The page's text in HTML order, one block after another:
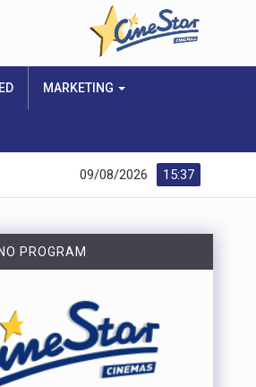
MARKETING
15:37
09/08/2026
PROGRAM